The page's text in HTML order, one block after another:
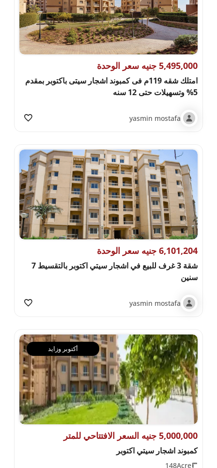
5,495,000 جنيه سعر الوحدة
امتلك شقه 119م فى كمبوند اشجار سيتى باكتوبر بمقدم
5% وتسهيلات حتى 12 سنه
yasmin mostafa
6,101,204 جنيه سعر الوحدة
شقة 3 غرف للبيع في اشجار سيتي اكتوبر بالتقسيط 7
سنين
yasmin mostafa
أكتوبر وزايد
5,000,000 جنيه السعر الافتتاحي للمتر
كمبوند اشجار سيتي اكتوبر
148Acre